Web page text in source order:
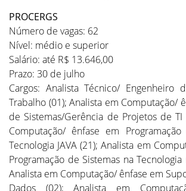
PROCERGS
Número de vagas: 62
Nível: médio e superior
Salário: até R$ 13.646,00
Prazo: 30 de julho
Cargos: Analista Técnico/ Engenheiro
Trabalho (01); Analista em Computação/
de Sistemas/Gerência de Projetos de TI
Computação/ ênfase em
Tecnologia JAVA (21); Analista em
Programação de Sistemas na Tecnologia
Analista em Computação/ ênfase em
Dados (02); Analista em